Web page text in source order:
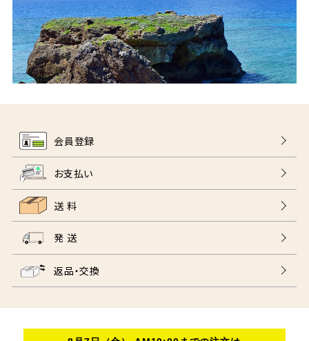
会員登録
お支払い
送 料
発 送
返品・交換